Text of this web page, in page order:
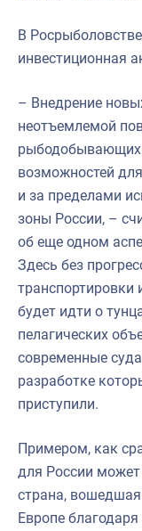
В
инвестиционная
– Внедрение
неотъемлемой
рыбодобывающих
возможностей
и за пределами
зоны России, –
об еще одном
Здесь без
транспортировки
будет идти о
пелагических
современные
разработке
приступили.
Примером, как
для России
страна,
Европе